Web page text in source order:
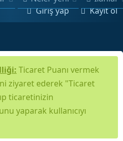
Giriş yap Kayıt ol
Ticaret Puanı vermek
ziyaret ederek "Ticaret
ticaretinizin
yaparak kullanıcıyı